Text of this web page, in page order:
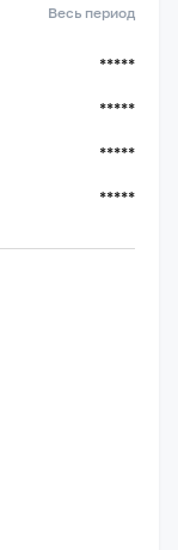
Весь период
*****
*****
*****
*****